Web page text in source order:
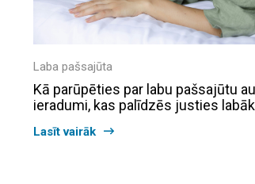
Laba pašsajūta
Kā parūpēties par labu pašsajūtu
ieradumi, kas palīdzēs justies
Lasīt vairāk